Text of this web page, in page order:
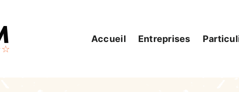
Accueil Entreprises